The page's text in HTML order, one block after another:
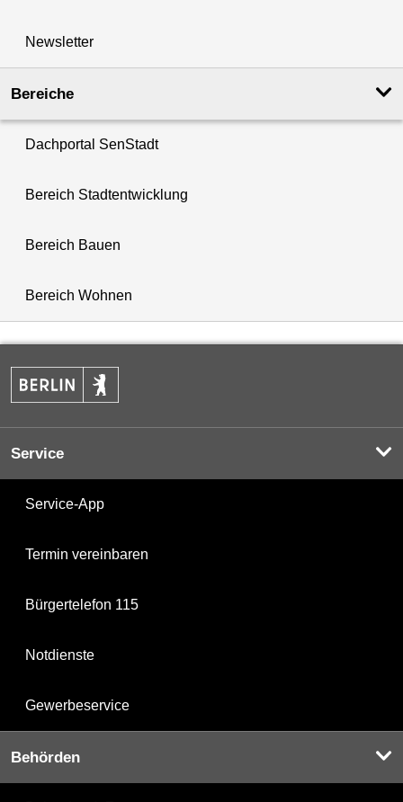
Newsletter
Bereiche
Dachportal SenStadt
Bereich Stadtentwicklung
Bereich Bauen
Bereich Wohnen
Service
Service-App
Termin vereinbaren
Bürgertelefon 115
Notdienste
Gewerbeservice
Behörden